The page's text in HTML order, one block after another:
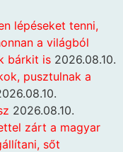
lépéseket tenni,
a világból
bárkit is 2026.08.10.
pusztulnak a
2026.08.10.
zárt a magyar
sőt